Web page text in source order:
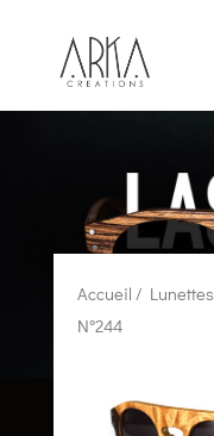
Accueil / Lunettes
N°244